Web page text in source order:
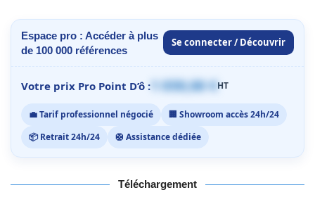
Espace pro : Accéder à plus
de 100 000 références
Se connecter / Découvrir
Votre prix Pro Point D’ô : 1 059,00 €HT
💼 Tarif professionnel négocié
🏢 Showroom accès 24h/24
📦 Retrait 24h/24
🛟 Assistance dédiée
Téléchargement